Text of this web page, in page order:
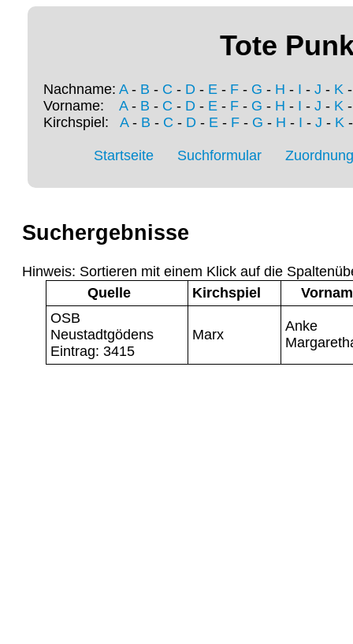
Tote
Nachname: A- B - C - D - E - F - G - H - I - J - K
Vorname: A- B - C - D - E - F - G - H - I - J - K
Kirchspiel: A- B - C - D- E- F- G - H - I - J - K
Startseite Suchformular
Suchergebnisse
Hinweis: Sortieren mit einem Klick auf die
Quelle
Kirchspiel
OSB
Neustadtgödens
Eintrag: 3415
Marx
Anke